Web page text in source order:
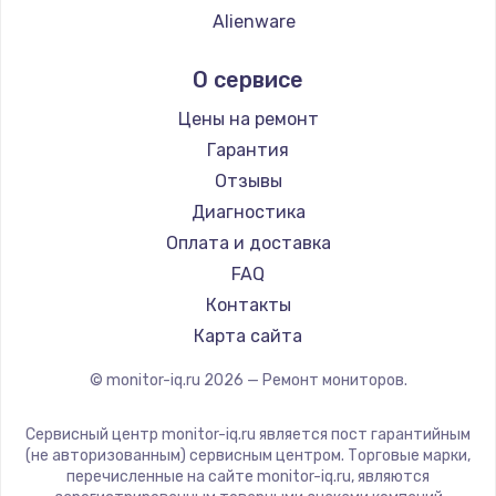
Alienware
Thunderobot
Hisense
АОС
Ardor
Machenike
iru
Titan Army
iFFALCON
Dahua
О сервисе
Цены на ремонт
Гарантия
Отзывы
Диагностика
Оплата и доставка
FAQ
Контакты
Карта сайта
© monitor-iq.ru 2026 — Ремонт мониторов.
Сервисный центр monitor-iq.ru является пост гарантийным
(не авторизованным) сервисным центром. Торговые марки,
перечисленные на сайте monitor-iq.ru, являются